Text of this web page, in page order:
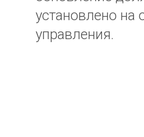
установлено на
управления.